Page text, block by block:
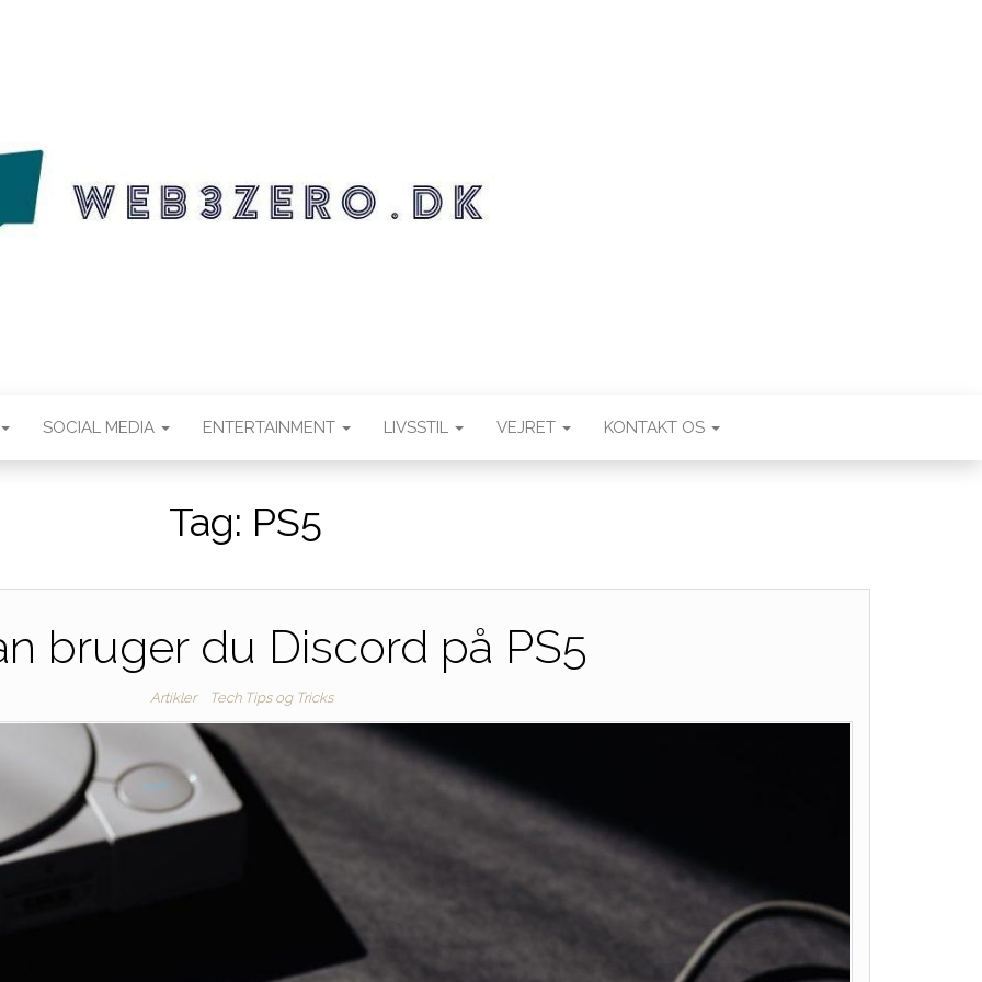
SOCIAL MEDIA ENTERTAINMENT LIVSSTIL VEJRET KONTAKT OS
Tag: PS5
bruger du Discord på PS5
Artikler Tech Tips og Tricks